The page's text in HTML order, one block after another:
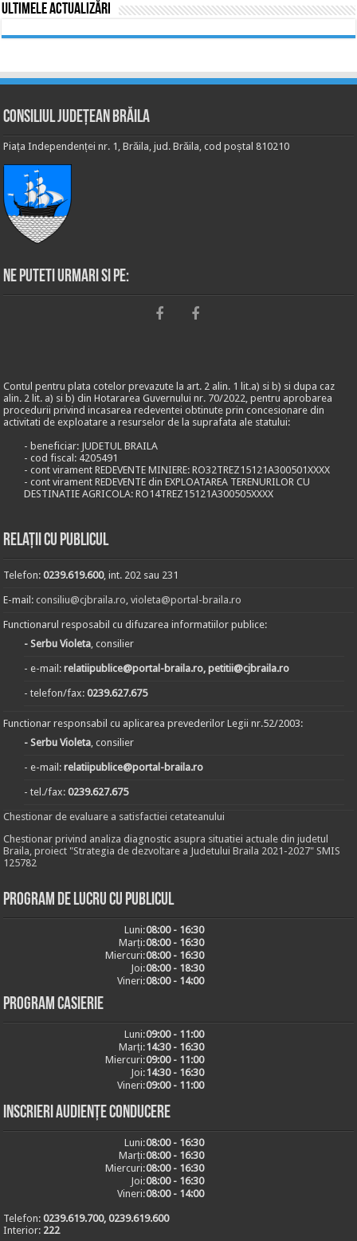
Ultimele actualizări
Consiliul Județean Brăila
Piața Independenței nr. 1, Brăila, jud. Brăila, cod poștal 810210
Ne puteti urmari si pe:
Contul pentru plata cotelor prevazute la art. 2 alin. 1 lit.a) si b) si dupa caz
alin. 2 lit. a) si b) din Hotararea Guvernului nr. 70/2022, pentru aprobarea
procedurii privind incasarea redeventei obtinute prin concesionare din
activitati de exploatare a resurselor de la suprafata ale statului:
- beneficiar: JUDETUL BRAILA
- cod fiscal: 4205491
- cont virament REDEVENTE MINIERE: RO32TREZ15121A300501XXXX
- cont virament REDEVENTE din EXPLOATAREA TERENURILOR CU
DESTINATIE AGRICOLA: RO14TREZ15121A300505XXXX
Relații cu publicul
Telefon:0239.619.600, int. 202 sau 231
E-mail:consiliu@cjbraila.ro ,violeta@portal-braila.ro
Functionarul resposabil cu difuzarea informatiilor publice:
- Serbu Violeta , consilier
- e-mail:relatiipublice@portal-braila.ro, petitii@cjbraila.ro
- telefon/fax:0239.627.675
Functionar responsabil cu aplicarea prevederilor Legii nr.52/2003:
- Serbu Violeta , consilier
- e-mail:relatiipublice@portal-braila.ro
- tel./fax:0239.627.675
Chestionar de evaluare a satisfactiei cetateanului
Chestionar privind analiza diagnostic asupra situatiei actuale din judetul
Braila, proiect "Strategia de dezvoltare a Judetului Braila 2021-2027" SMIS
125782
Program de lucru cu publicul
Luni:08:00 - 16:30
Marți:08:00 - 16:30
Miercuri:08:00 - 16:30
Joi:08:00 - 18:30
Vineri:08:00 - 14:00
Program casierie
Luni:09:00 - 11:00
Marți:14:30 - 16:30
Miercuri:09:00 - 11:00
Joi:14:30 - 16:30
Vineri:09:00 - 11:00
Inscrieri audiențe conducere
Luni:08:00 - 16:30
Marți:08:00 - 16:30
Miercuri:08:00 - 16:30
Joi:08:00 - 16:30
Vineri:08:00 - 14:00
Telefon:0239.619.700, 0239.619.600
Interior: 222